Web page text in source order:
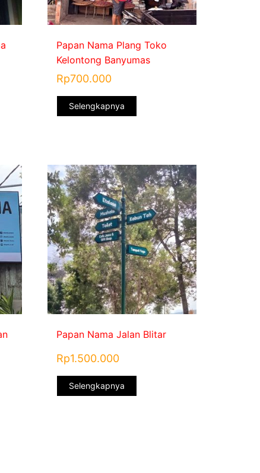
Papan Nama Plang Toko
Kelontong Banyumas
Rp700.000
Selengkapnya
Papan Nama Jalan Blitar
Rp1.500.000
Selengkapnya